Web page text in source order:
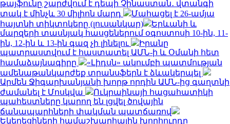
թայֆունը շարժվում է դեպի Չինաստան․ վտանգի
տակ է մինչև 30 միլիոն մարդ
Մահացել է 26-ամյա
հայտնի տիկտոկերը (լուսանկար)
Երևանի և
մարզերի տասնյակ հասցեներում օգոստոսի 10-ին, 11-
ին, 12-ին և 13-ին գազ չի լինելու
Իրանը
պատրաստվում է հաստատել ԱՄՆ-ի և Օմանի հետ
համաձայնագիրը
«Լիդսն» ակումբի պատմության
ամենաթանկարժեք տրանսֆերն է ձևակերպել
Արմեն Ջիգարխանյանի խորթ որդին ԱՄՆ-ից գաղտնի
ժամանել է Մոսկվա
Ուկրաինայի հացահատիկի
պահեստները կարող են լցվել ծովային
ճանապարհների փակման պատճառով
Եկեղեցիների համաշխարհային խորհուրդը